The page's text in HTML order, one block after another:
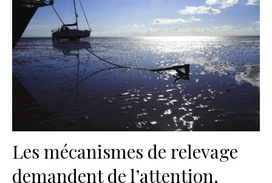
Les mécanismes de relevage
demandent de l’attention.